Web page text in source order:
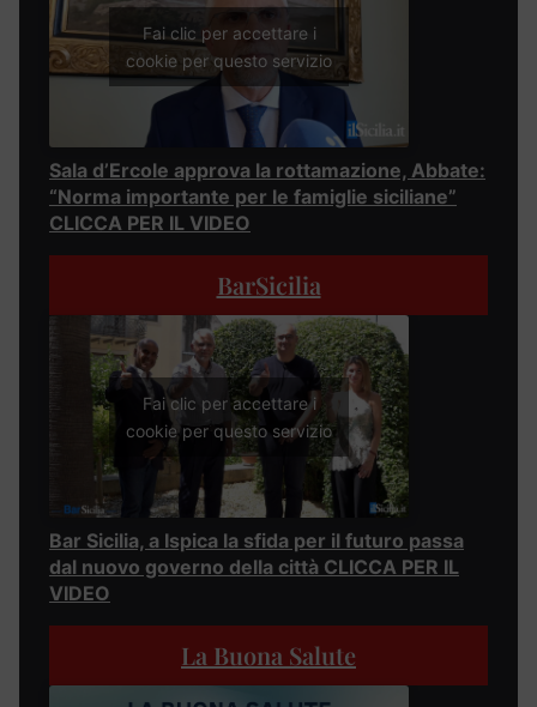
Fai clic per accettare i
cookie per questo servizio
Sala d’Ercole approva la rottamazione, Abbate:
“Norma importante per le famiglie siciliane”
CLICCA PER IL VIDEO
BarSicilia
Fai clic per accettare i
cookie per questo servizio
Bar Sicilia, a Ispica la sfida per il futuro passa
dal nuovo governo della città CLICCA PER IL
VIDEO
La Buona Salute